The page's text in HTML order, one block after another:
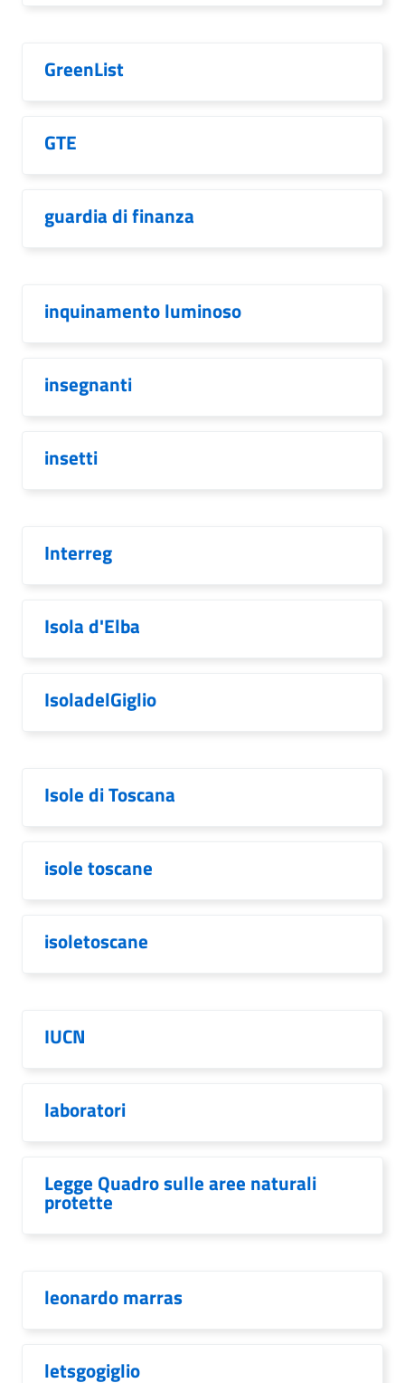
GreenList
GTE
guardia di finanza
inquinamento luminoso
insegnanti
insetti
Interreg
Isola d'Elba
IsoladelGiglio
Isole di Toscana
isole toscane
isoletoscane
IUCN
laboratori
Legge Quadro sulle aree naturali
protette
leonardo marras
letsgogiglio